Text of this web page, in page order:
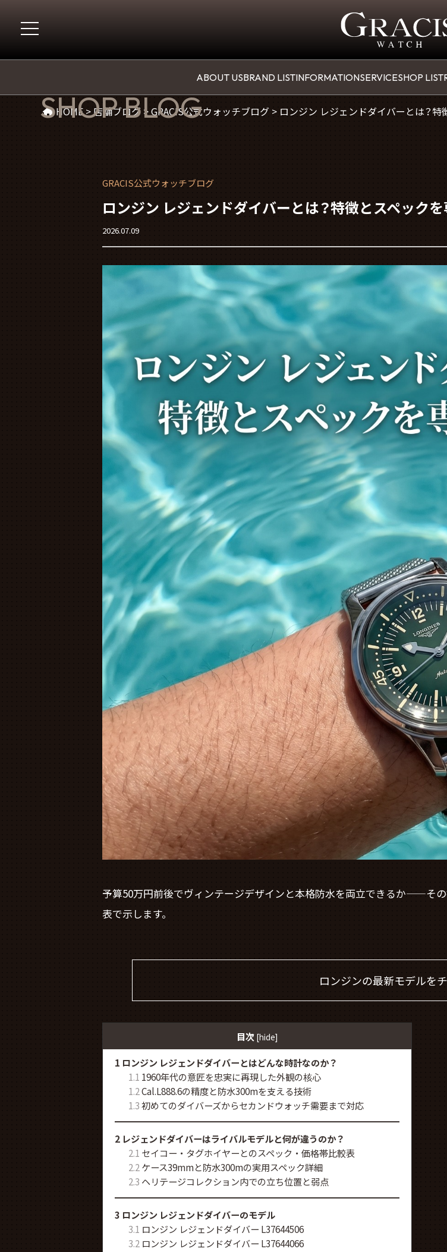
ABOUT USBRAND LISTINFORMATIONSERVICESHOP LIST
SHOP BLOG
HOME>店舗ブログ >GRACIS公式ウォッチブログ > ロンジン レジェンドダイバーとは？
GRACIS公式ウォッチブログ
ロンジン レジェンドダイバーとは？特徴とスペック
2026.07.09
予算50万円前後でヴィンテージデザインと本格防水を両立できるか——そ
表で示します。
ロンジンの最新モデルを
目次 [hide]
1 ロンジン レジェンドダイバーとはどんな時計なのか？
1.1 1960年代の意匠を忠実に再現した外観の核心
1.2Cal.L888.6の精度と防水300mを支える技術
1.3初めてのダイバーズからセカンドウォッチ需要まで対応
2 レジェンドダイバーはライバルモデルと何が違うのか？
2.1 セイコー・タグホイヤーとのスペック・価格帯比較表
2.2ケース39mmと防水300mの実用スペック詳細
2.3 ヘリテージコレクション内での立ち位置と弱点
3 ロンジン レジェンドダイバーのモデル
3.1 ロンジン レジェンドダイバー L37644506
3.2ロンジン レジェンドダイバー L37644066